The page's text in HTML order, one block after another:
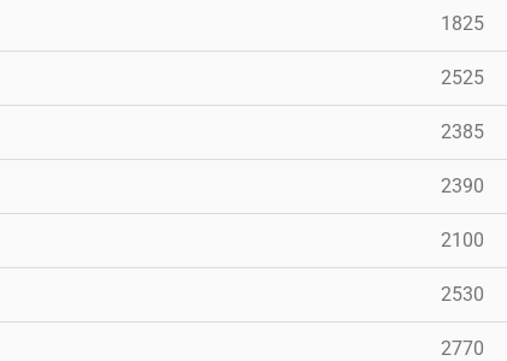
1825
2525
2385
2390
2100
2530
2770